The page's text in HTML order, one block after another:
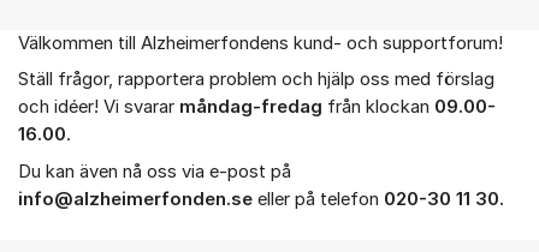
Om forumet
Välkommen till Alzheimerfondens kund- och supportforum!
Ställ frågor, rapportera problem och hjälp oss med förslag
och idéer! Vi svarar måndag-fredag från klockan 09.00-
16.00.
Du kan även nå oss via e-post på
info@alzheimerfonden.se eller på telefon 020-30 11 30.